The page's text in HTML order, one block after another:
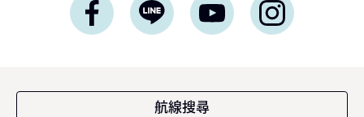
航線搜尋